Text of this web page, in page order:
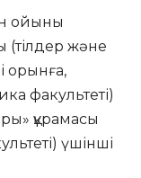
ойыны
(тілдер және
орынға,
факультеті)
құрамасы
үшінші